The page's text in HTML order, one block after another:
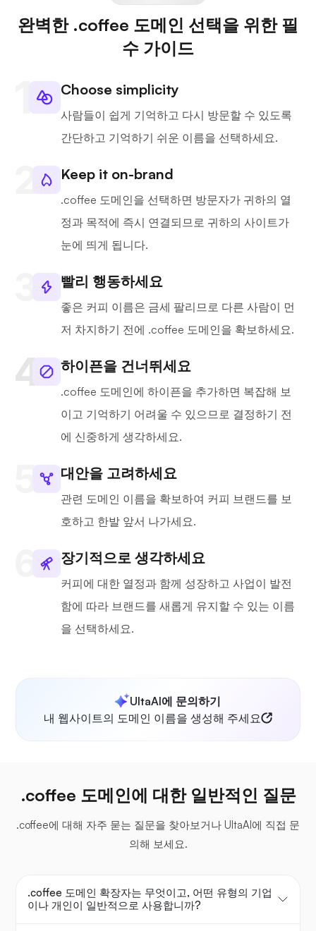
완벽한 .coffee 도메인 선택을 위한 필
수 가이드
Choose simplicity
사람들이 쉽게 기억하고 다시 방문할 수 있도록
간단하고 기억하기 쉬운 이름을 선택하세요.
Keep it on-brand
.coffee 도메인을 선택하면 방문자가 귀하의 열
정과 목적에 즉시 연결되므로 귀하의 사이트가
눈에 띄게 됩니다.
빨리 행동하세요
좋은 커피 이름은 금세 팔리므로 다른 사람이 먼
저 차지하기 전에 .coffee 도메인을 확보하세요.
하이픈을 건너뛰세요
.coffee 도메인에 하이픈을 추가하면 복잡해 보
이고 기억하기 어려울 수 있으므로 결정하기 전
에 신중하게 생각하세요.
대안을 고려하세요
관련 도메인 이름을 확보하여 커피 브랜드를 보
호하고 한발 앞서 나가세요.
장기적으로 생각하세요
커피에 대한 열정과 함께 성장하고 사업이 발전
함에 따라 브랜드를 새롭게 유지할 수 있는 이름
을 선택하세요.
UltaAI에 문의하기
내 웹사이트의 도메인 이름을 생성해 주세요
.coffee 도메인에 대한 일반적인 질문
.coffee에 대해 자주 묻는 질문을 찾아보거나 UltaAI에 직접 문
의해 보세요.
.coffee 도메인 확장자는 무엇이고, 어떤 유형의 기업
이나 개인이 일반적으로 사용합니까?